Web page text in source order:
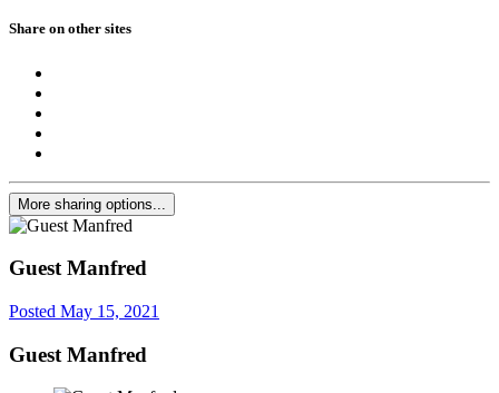
Share on other sites
More sharing options...
Guest Manfred
Posted May 15, 2021
Guest Manfred